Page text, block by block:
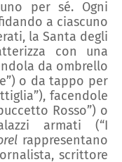
per sé. Ogni
a ciascuno
la Santa degli
con una
da ombrello
”) o da tappo per
”), facendole
Rosso”) o
armati (“I
rappresentano
scrittore